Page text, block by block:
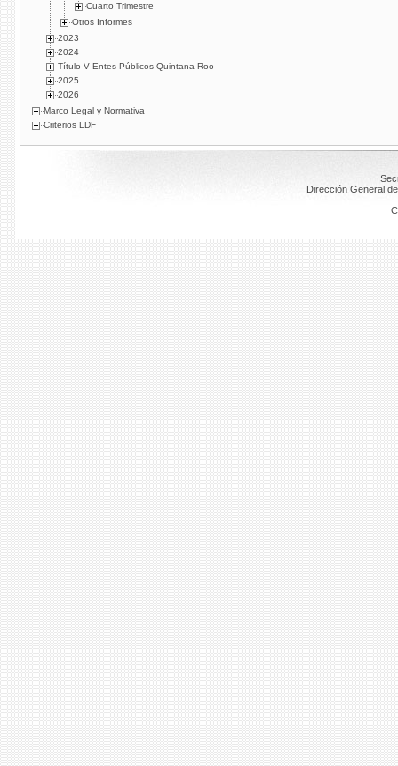
Cuarto Trimestre
Otros Informes
2023
2024
Título V Entes Públicos Quintana Roo
2025
2026
Marco Legal y Normativa
Criterios LDF
Dirección General